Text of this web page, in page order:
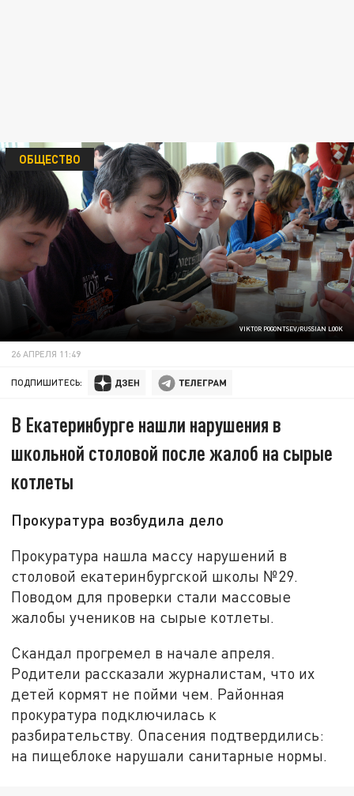
VIKTOR POGONTSEV/RUSSIAN LOOK
ОБЩЕСТВО
26 АПРЕЛЯ 11:49
ПОДПИШИТЕСЬ:
В Екатеринбурге нашли нарушения в
школьной столовой после жалоб на сырые
котлеты
Прокуратура возбудила дело
Прокуратура нашла массу нарушений в
столовой екатеринбургской школы №29.
Поводом для проверки стали массовые
жалобы учеников на сырые котлеты.
Скандал прогремел в начале апреля.
Родители рассказали журналистам, что их
детей кормят не пойми чем. Районная
прокуратура подключилась к
разбирательству. Опасения подтвердились:
на пищеблоке нарушали санитарные нормы.